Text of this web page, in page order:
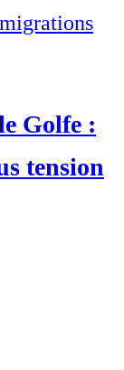
Golfe :
tension